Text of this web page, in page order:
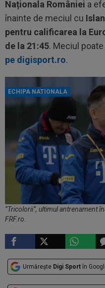
Naționala României a
înainte de meciul cu
pentru calificarea la
de la 21:45. Meciul
pe digisport.ro.
ECHIPA NATIONALA
”Tricolorii”, ultimul antrenament
FRF.ro.
Urmărește Digi Sport în